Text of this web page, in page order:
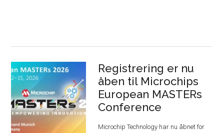
Registrering er nu
åben til Microchips
European MASTERs
Conference
Microchip Technology har nu åbnet for